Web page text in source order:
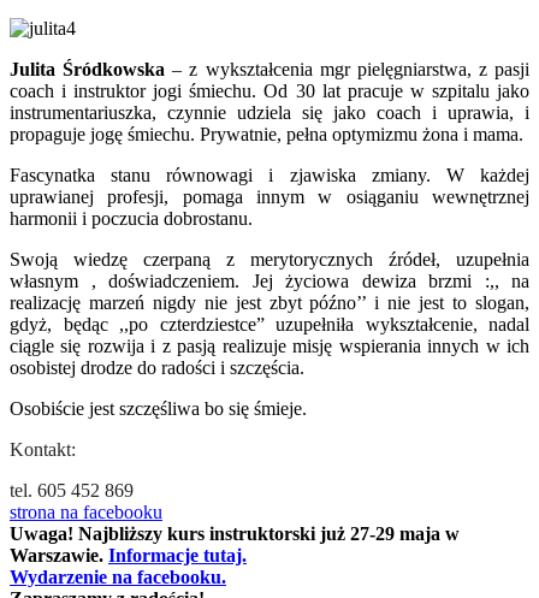
Julita Śródkowska – z wykształcenia mgr pielęgniarstwa, z pasji
coach i instruktor jogi śmiechu. Od 30 lat pracuje w szpitalu jako
instrumentariuszka, czynnie udziela się jako coach i uprawia, i
propaguje jogę śmiechu. Prywatnie, pełna optymizmu żona i mama.
Fascynatka stanu równowagi i zjawiska zmiany. W każdej
uprawianej profesji, pomaga innym w osiąganiu wewnętrznej
harmonii i poczucia dobrostanu.
Swoją wiedzę czerpaną z merytorycznych źródeł, uzupełnia
własnym , doświadczeniem. Jej życiowa dewiza brzmi :,, na
realizację marzeń nigdy nie jest zbyt późno’’ i nie jest to slogan,
gdyż, będąc ,,po czterdziestce” uzupełniła wykształcenie, nadal
ciągle się rozwija i z pasją realizuje misję wspierania innych w ich
osobistej drodze do radości i szczęścia.
Osobiście jest szczęśliwa bo się śmieje.
Kontakt:
tel. 605 452 869
strona na facebooku
Uwaga! Najbliższy kurs instruktorski już 27-29 maja w
Warszawie. Informacje tutaj.
Wydarzenie na facebooku.